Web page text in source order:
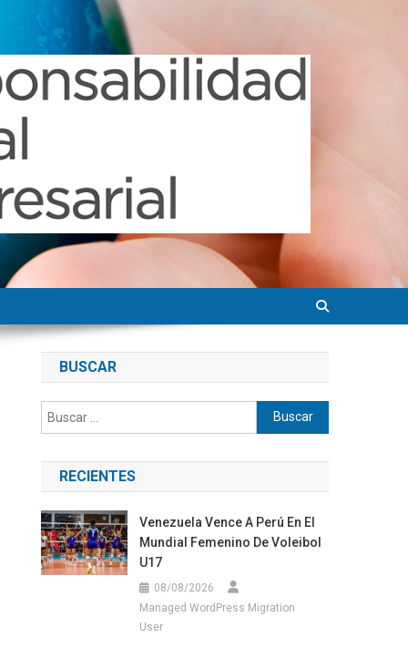
BUSCAR
Buscar:
RECIENTES
Venezuela Vence A Perú En El
Mundial Femenino De Voleibol
U17
08/08/2026
Managed WordPress Migration
User